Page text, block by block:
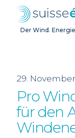
Der Wind.
29.
Pro
für den